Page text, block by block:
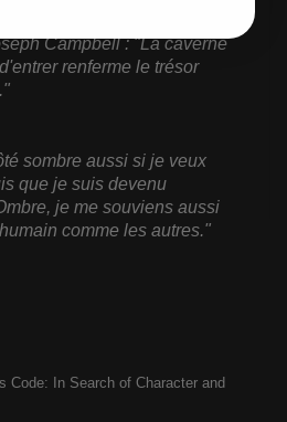
Campbell : "La caverne
renferme le trésor
sombre aussi si je veux
que je suis devenu
je me souviens aussi
comme les autres."
Code: In Search of Character and